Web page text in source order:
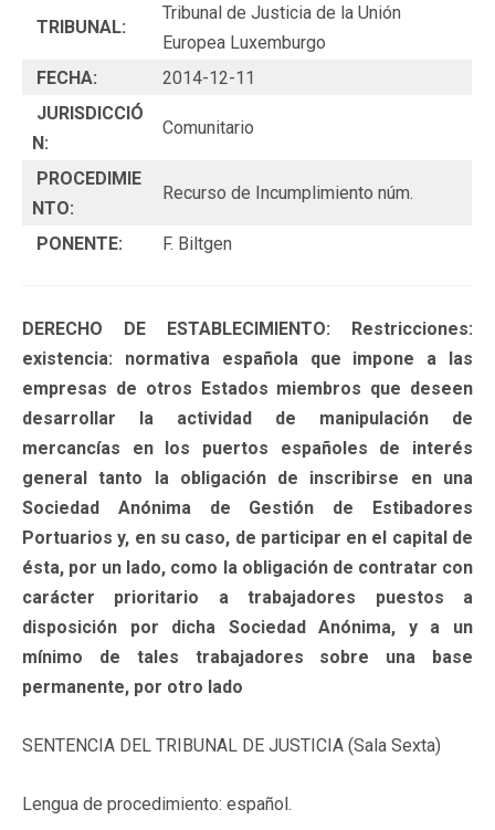
TRIBUNAL:
Tribunal de Justicia de la Unión
Europea Luxemburgo
FECHA:
2014-12-11
JURISDICCIÓ
N:
Comunitario
PROCEDIMIE
NTO:
Recurso de Incumplimiento núm.
PONENTE: F. Biltgen
DERECHO DE ESTABLECIMIENTO: Restricciones:
existencia: normativa española que impone a las
empresas de otros Estados miembros que deseen
desarrollar la actividad de manipulación de
mercancías en los puertos españoles de interés
general tanto la obligación de inscribirse en una
Sociedad Anónima de Gestión de Estibadores
Portuarios y, en su caso, de participar en el capital de
ésta, por un lado, como la obligación de contratar con
carácter prioritario a trabajadores puestos a
disposición por dicha Sociedad Anónima, y a un
mínimo de tales trabajadores sobre una base
permanente, por otro lado
SENTENCIA DEL TRIBUNAL DE JUSTICIA (Sala Sexta)
Lengua de procedimiento: español.